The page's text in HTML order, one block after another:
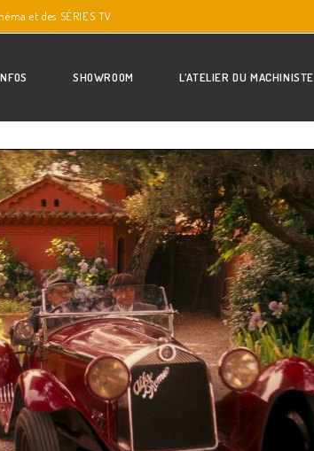
et des SÉRIES TV
SHOWROOM L’ATELIER DU MACHINISTE